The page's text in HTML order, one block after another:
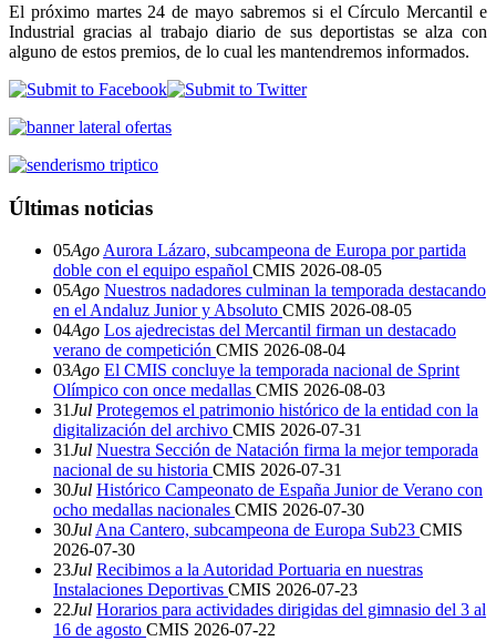
El próximo martes 24 de mayo sabremos si el Círculo Mercantil e
Industrial gracias al trabajo diario de sus deportistas se alza con
alguno de estos premios, de lo cual les mantendremos informados.
Últimas noticias
05Ago Aurora Lázaro, subcampeona de Europa por partida
doble con el equipo español CMIS 2026-08-05
05Ago Nuestros nadadores culminan la temporada destacando
en el Andaluz Junior y Absoluto CMIS 2026-08-05
04Ago Los ajedrecistas del Mercantil firman un destacado
verano de competición CMIS 2026-08-04
03Ago El CMIS concluye la temporada nacional de Sprint
Olímpico con once medallas CMIS 2026-08-03
31Jul Protegemos el patrimonio histórico de la entidad con la
digitalización del archivo CMIS 2026-07-31
31Jul Nuestra Sección de Natación firma la mejor temporada
nacional de su historia CMIS 2026-07-31
30Jul Histórico Campeonato de España Junior de Verano con
ocho medallas nacionales CMIS 2026-07-30
30Jul Ana Cantero, subcampeona de Europa Sub23 CMIS
2026-07-30
23Jul Recibimos a la Autoridad Portuaria en nuestras
Instalaciones Deportivas CMIS 2026-07-23
22Jul Horarios para actividades dirigidas del gimnasio del 3 al
16 de agosto CMIS 2026-07-22